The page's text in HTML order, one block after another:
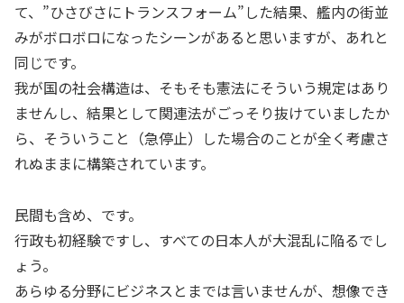
て、”ひさびさにトランスフォーム”した結果、艦内の街並
みがボロボロになったシーンがあると思いますが、あれと
同じです。
我が国の社会構造は、そもそも憲法にそういう規定はあり
ませんし、結果として関連法がごっそり抜けていましたか
ら、そういうこと（急停止）した場合のことが全く考慮さ
れぬままに構築されています。
民間も含め、です。
行政も初経験ですし、すべての日本人が大混乱に陥るでし
ょう。
あらゆる分野にビジネスとまでは言いませんが、想像でき